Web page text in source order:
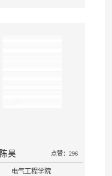
陈昊 点赞：296
电气工程学院